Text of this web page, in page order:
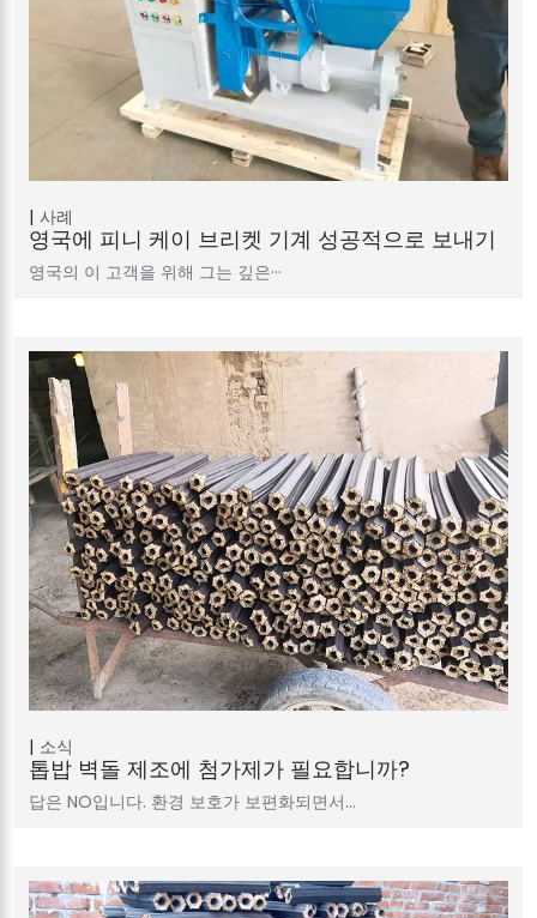
사례
영국에 피니 케이 브리켓 기계 성공적으로 보내기
영국의 이 고객을 위해 그는 깊은···
소식
톱밥 벽돌 제조에 첨가제가 필요합니까?
답은 NO입니다. 환경 보호가 보편화되면서…